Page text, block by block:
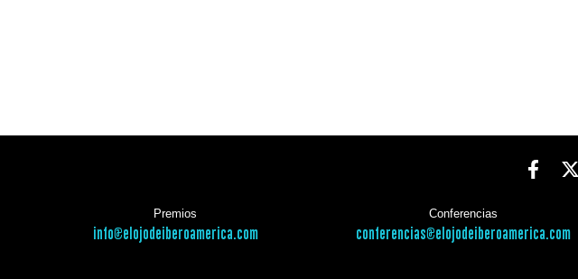
Premios
info@elojodeiberoamerica.com
Conferencias
conferencias@elojodeiberoamerica.com